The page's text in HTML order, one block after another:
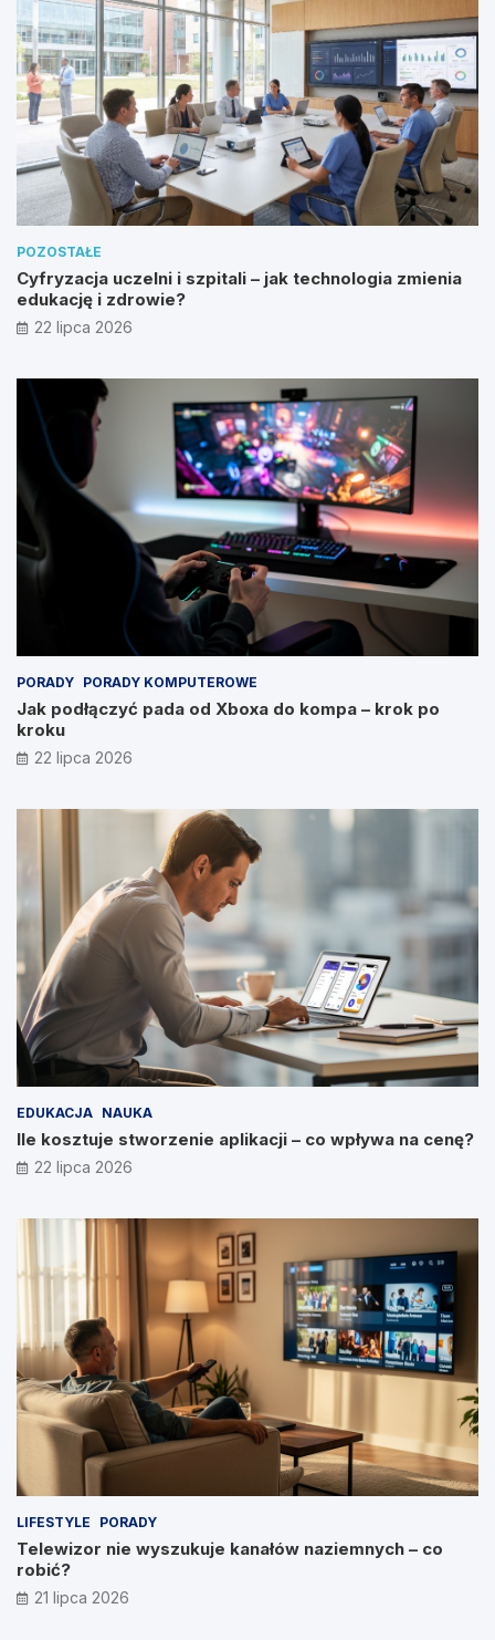
POZOSTAŁE
Cyfryzacja uczelni i szpitali – jak technologia zmienia
edukację i zdrowie?
22 lipca 2026
PORADY PORADY KOMPUTEROWE
Jak podłączyć pada od Xboxa do kompa – krok po
kroku
22 lipca 2026
EDUKACJA NAUKA
Ile kosztuje stworzenie aplikacji – co wpływa na cenę?
22 lipca 2026
LIFESTYLE PORADY
Telewizor nie wyszukuje kanałów naziemnych – co
robić?
21 lipca 2026